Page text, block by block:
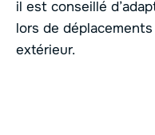
il est conseillé
lors de
extérieur.